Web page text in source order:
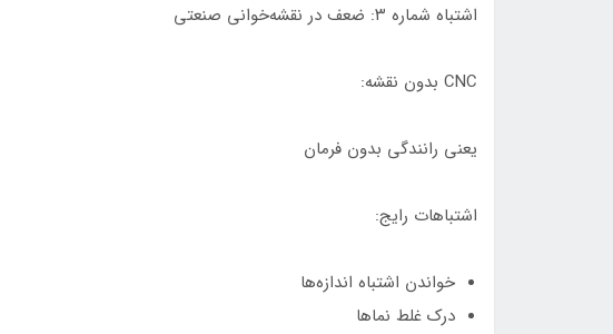
اشتباه شماره ۳: ضعف در نقشه‌خوانی صنعتی
CNC بدون نقشه:
یعنی رانندگی بدون فرمان
اشتباهات رایج:
خواندن اشتباه اندازه‌ها
درک غلط نماها